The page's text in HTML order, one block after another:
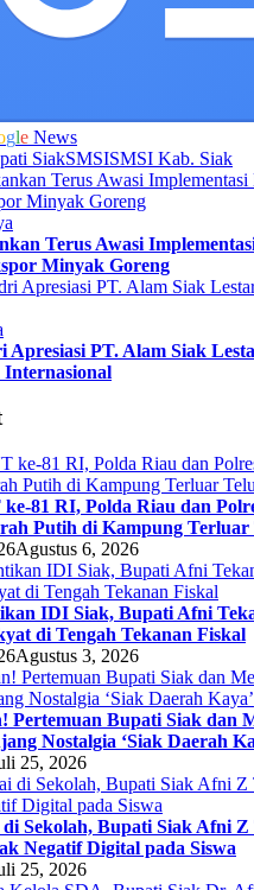
gle News
SiakSMSISMSI Kab. Siak
Terus Awasi
Minyak Goreng
Apresiasi PT. Alam Siak
Internasional
81 RI, Polda Riau dan
Putih di Kampung
Agustus 6, 2026
IDI Siak, Bupati Afni
di Tengah Tekanan Fiskal
Agustus 3, 2026
Pertemuan Bupati Siak dan
Nostalgia ‘Siak Daerah
25, 2026
di Sekolah, Bupati Siak Afni
Negatif Digital pada Siswa
25, 2026